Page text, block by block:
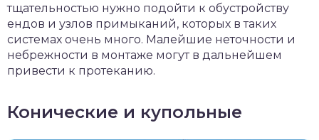
тщательностью нужно подойти к обустройству
ендов и узлов примыканий, которых в таких
системах очень много. Малейшие неточности и
небрежности в монтаже могут в дальнейшем
привести к протеканию.
Конические и купольные